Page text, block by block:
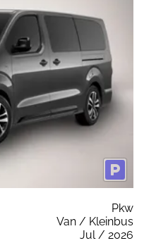
Pkw
Van / Kleinbus
Jul / 2026